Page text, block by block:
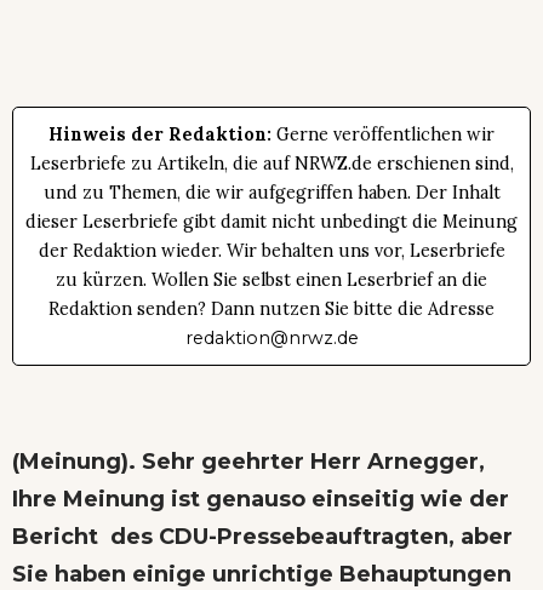
Hinweis der Redaktion: Gerne veröffentlichen wir
Leserbriefe zu Artikeln, die auf NRWZ.de erschienen sind,
und zu Themen, die wir aufgegriffen haben. Der Inhalt
dieser Leserbriefe gibt damit nicht unbedingt die Meinung
der Redaktion wieder. Wir behalten uns vor, Leserbriefe
zu kürzen. Wollen Sie selbst einen Leserbrief an die
Redaktion senden? Dann nutzen Sie bitte die Adresse
redaktion@nrwz.de
(Meinung). Sehr geehrter Herr Arnegger,
Ihre Meinung ist genauso einseitig wie der
Bericht des CDU-Pressebeauftragten, aber
Sie haben einige unrichtige Behauptungen